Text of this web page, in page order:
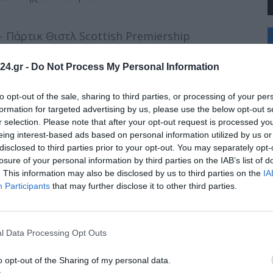
- Do Not Process My Personal Information
opt-out of the sale, sharing to third parties, or processing of your
for targeted advertising by us, please use the below opt-out
selection. Please note that after your opt-out request is processed
interest-based ads based on personal information utilized by us
to third parties prior to your opt-out. You may separately
of your personal information by third parties on the IAB’s list of
This information may also be disclosed by us to third parties on the
Participants that may further disclose it to other third parties.
Data Processing Opt Outs
opt-out of the Sharing of my personal data.
- Πάρτικ Θιστλ Scottish Premiership
Continental Tour Gold 2023 FBK Games
Όφνερ Γαλλικό Οπεν Τένις
Super League 2
Serie A
πρωτάθλημα
+
°